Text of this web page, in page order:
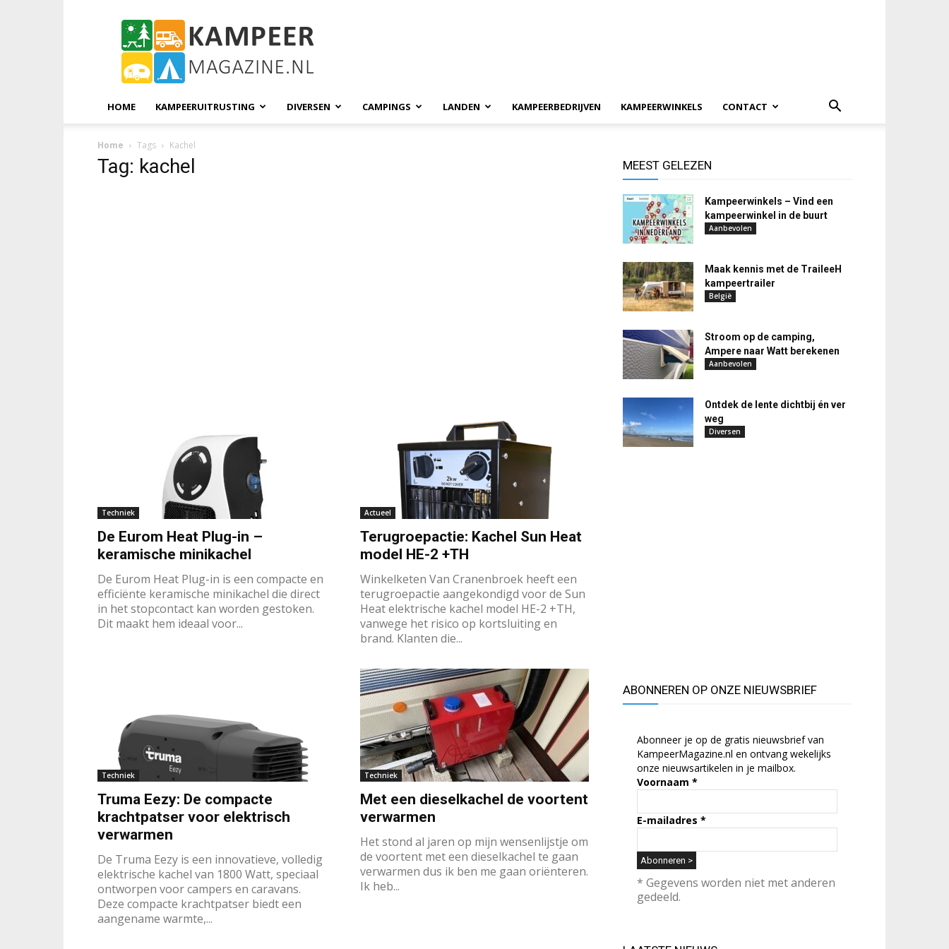
KampeerMagazine
HOME KAMPEERUITRUSTING DIVERSEN CAMPINGS LANDEN KAMPEERBEDRIJVEN KAMPEERWINKELS CONTACT
Home Tags Kachel
Tag: kachel
Techniek
De Eurom Heat Plug-in –
keramische minikachel
De Eurom Heat Plug-in is een compacte en
efficiënte keramische minikachel die direct
in het stopcontact kan worden gestoken.
Dit maakt hem ideaal voor...
Actueel
Terugroepactie: Kachel Sun Heat
model HE-2 +TH
Winkelketen Van Cranenbroek heeft een
terugroepactie aangekondigd voor de Sun
Heat elektrische kachel model HE-2 +TH,
vanwege het risico op kortsluiting en
brand. Klanten die...
Techniek
Truma Eezy: De compacte
krachtpatser voor elektrisch
verwarmen
De Truma Eezy is een innovatieve, volledig
elektrische kachel van 1800 Watt, speciaal
ontworpen voor campers en caravans.
Deze compacte krachtpatser biedt een
aangename warmte,...
Techniek
Met een dieselkachel de voortent
verwarmen
Het stond al jaren op mijn wensenlijstje om
de voortent met een dieselkachel te gaan
verwarmen dus ik ben me gaan oriënteren.
Ik heb...
MEEST GELEZEN
Kampeerwinkels – Vind een
kampeerwinkel in de buurt
Aanbevolen
Maak kennis met de TraileeH
kampeertrailer
België
Stroom op de camping,
Ampere naar Watt berekenen
Aanbevolen
Ontdek de lente dichtbij én ver
weg
Diversen
ABONNEREN OP ONZE NIEUWSBRIEF
Abonneer je op de gratis nieuwsbrief van
KampeerMagazine.nl en ontvang wekelijks
onze nieuwsartikelen in je mailbox.
Voornaam *
E-mailadres *
* Gegevens worden niet met anderen
gedeeld.